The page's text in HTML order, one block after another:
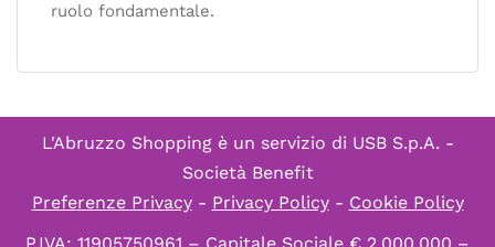
ruolo fondamentale.
L'Abruzzo Shopping è un servizio di USB S.p.A. -
Società Benefit
Preferenze Privacy- Privacy Policy- Cookie Policy